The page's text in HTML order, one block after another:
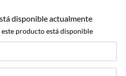
disponible actualmente
producto está disponible